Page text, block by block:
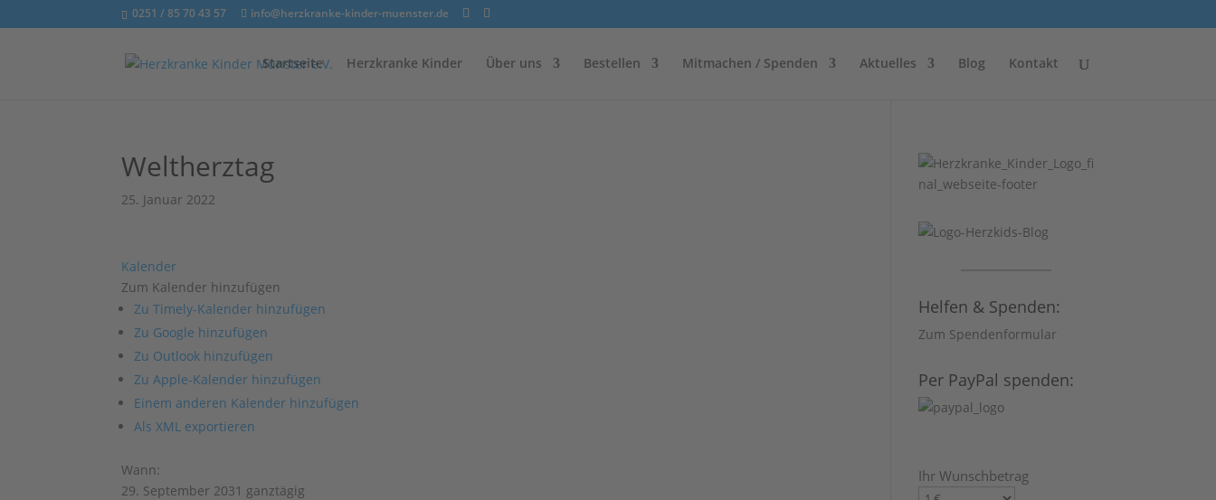
0251 / 85 70 43 57 info@herzkranke-kinder-muenster.de
Startseite Herzkranke Kinder Über uns Bestellen Mitmachen / Spenden Aktuelles Blog Kontakt
Weltherztag
25. Januar 2022
Kalender
Zum Kalender hinzufügen
Zu Timely-Kalender hinzufügen
Zu Google hinzufügen
Zu Outlook hinzufügen
Zu Apple-Kalender hinzufügen
Einem anderen Kalender hinzufügen
Als XML exportieren
Wann:
29. September 2031 ganztägig
Helfen & Spenden:
Zum Spendenformular
Per PayPal spenden:
Ihr Wunschbetrag